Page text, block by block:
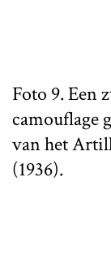
Foto 9. Een
camouflage
van het
(1936).